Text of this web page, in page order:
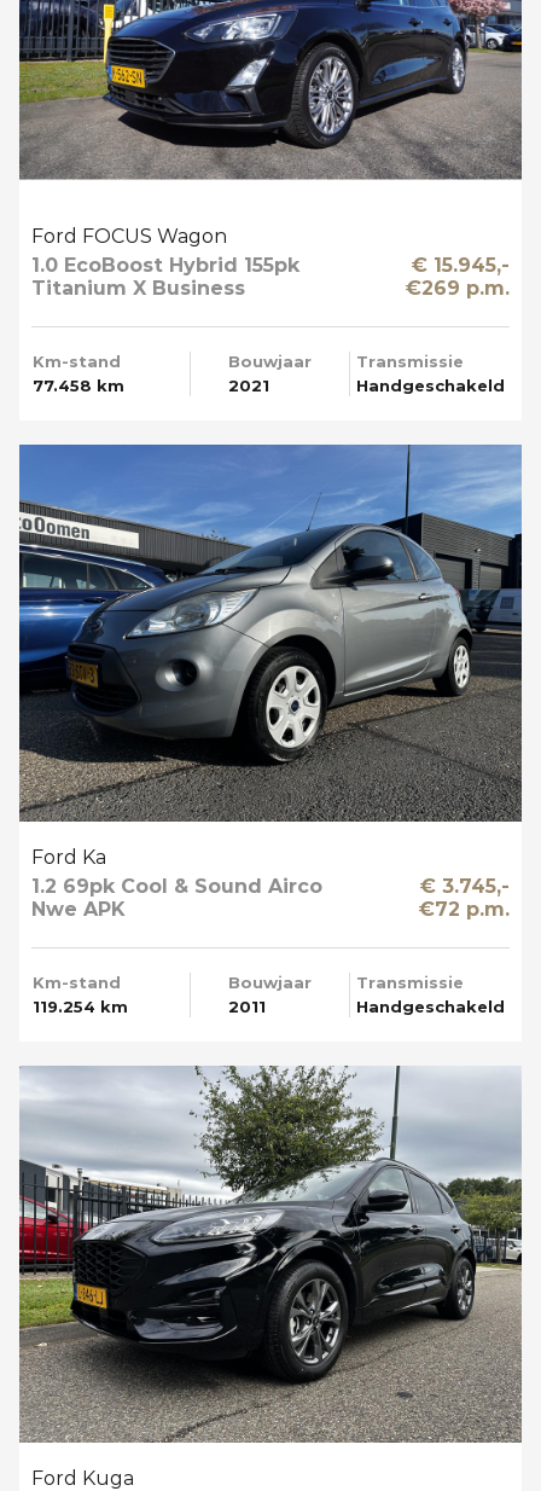
Ford FOCUS Wagon
1.0 EcoBoost Hybrid 155pk
Titanium X Business
€ 15.945,-
€269 p.m.
Km-stand
77.458 km
Bouwjaar
2021
Transmissie
Handgeschakeld
Ford Ka
1.2 69pk Cool & Sound Airco
Nwe APK
€ 3.745,-
€72 p.m.
Km-stand
119.254 km
Bouwjaar
2011
Transmissie
Handgeschakeld
Ford Kuga